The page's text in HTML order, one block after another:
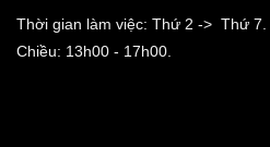
Thời gian làm việc: Thứ 2 -> Thứ 7.
Chiều: 13h00 - 17h00.